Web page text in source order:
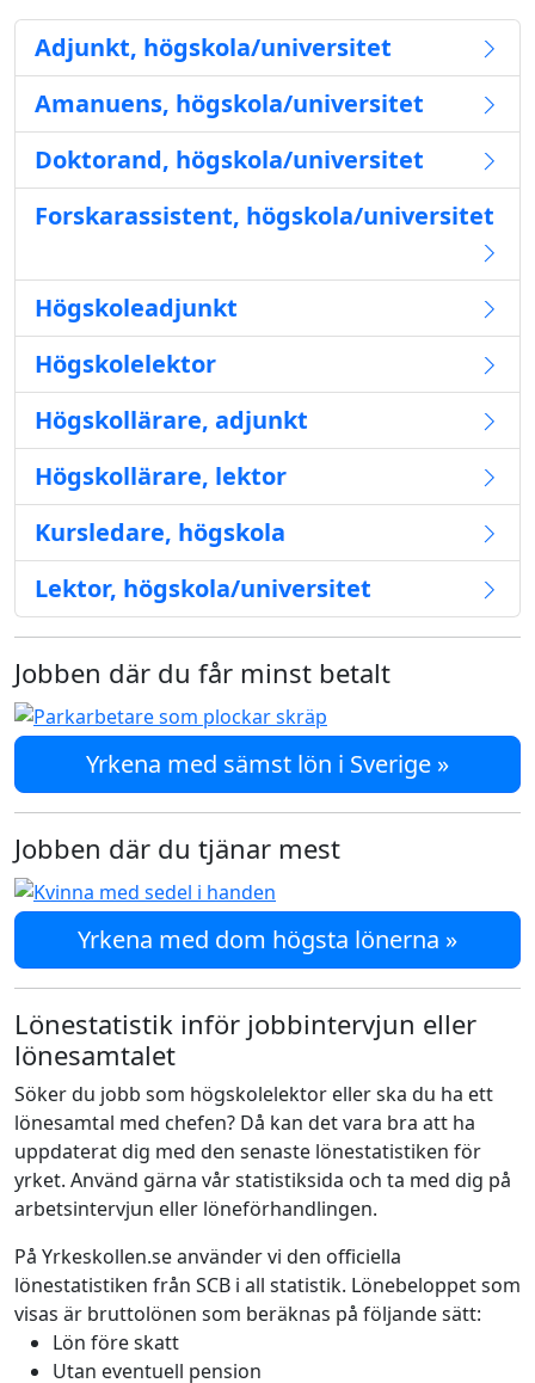
Adjunkt, högskola/universitet
Amanuens, högskola/universitet
Doktorand, högskola/universitet
Forskarassistent, högskola/universitet
Högskoleadjunkt
Högskolelektor
Högskollärare, adjunkt
Högskollärare, lektor
Kursledare, högskola
Lektor, högskola/universitet
Jobben där du får minst betalt
Yrkena med sämst lön i Sverige »
Jobben där du tjänar mest
Yrkena med dom högsta lönerna »
Lönestatistik inför jobbintervjun eller
lönesamtalet
Söker du jobb som högskolelektor eller ska du ha ett
lönesamtal med chefen? Då kan det vara bra att ha
uppdaterat dig med den senaste lönestatistiken för
yrket. Använd gärna vår statistiksida och ta med dig på
arbetsintervjun eller löneförhandlingen.
På Yrkeskollen.se använder vi den officiella
lönestatistiken från SCB i all statistik. Lönebeloppet som
visas är bruttolönen som beräknas på följande sätt:
Lön före skatt
Utan eventuell pension